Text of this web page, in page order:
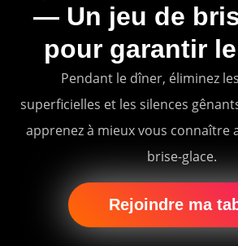
— Un jeu de
pour garantir
Pendant le dîner, éliminez
superficielles et les silences
apprenez à mieux vous connaître
brise-glace.
Rejoindre ma